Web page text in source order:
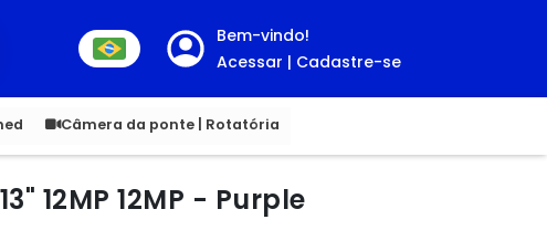
Bem-vindo!
Acessar | Cadastre-se
Câmera da ponte | Rotatória
1.00
12MP 12MP - Purple